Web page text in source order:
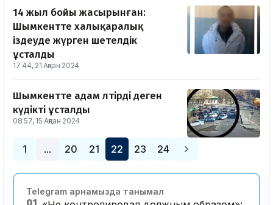
14 жыл бойы жасырынған:
Шымкентте халықаралық
іздеуде жүрген шетелдік
ұсталды
17:44, 21 Ақпан 2024
Шымкентте адам өлтірді деген
күдікті ұсталды
08:57, 15 Ақпан 2024
1 … 20 21 22 23 24
Telegram арнамызда танымал